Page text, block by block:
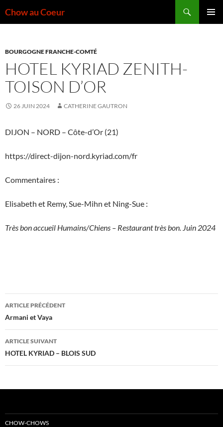
auChow au Coeur
BOURGOGNE FRANCHE-COMTÉ
HOTEL KYRIAD ZENITH-
TOISON D’OR
26 JUIN 2024 CATHERINE GAUTRON
DIJON – NORD – Côte-d’Or (21)
https://direct-dijon-nord.kyriad.com/fr
Commentaires :
Elisabeth et Remy, Sue-Mihn et Ning-Sue :
Très bon accueil Humains/Chiens – Restaurant très bon. Juin 2024
Navigation
des
articles
ARTICLE PRÉCÉDENT
Armani et Vaya
ARTICLE SUIVANT
HOTEL KYRIAD – BLOIS SUD
CHOW-CHOWS